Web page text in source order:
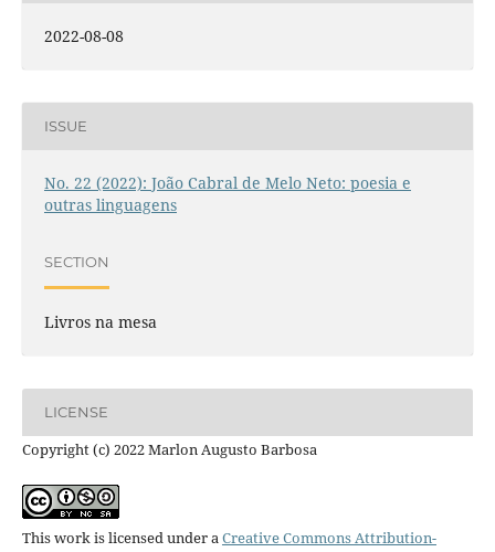
2022-08-08
ISSUE
No. 22 (2022): João Cabral de Melo Neto: poesia e
outras linguagens
SECTION
Livros na mesa
LICENSE
Copyright (c) 2022 Marlon Augusto Barbosa
This work is licensed under aCreative Commons Attribution-